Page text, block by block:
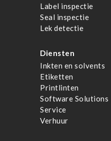
Label inspectie
Seal inspectie
Lek detectie
Diensten
Inkten en solvents
Etiketten
Printlinten
Software Solutions
Service
Verhuur